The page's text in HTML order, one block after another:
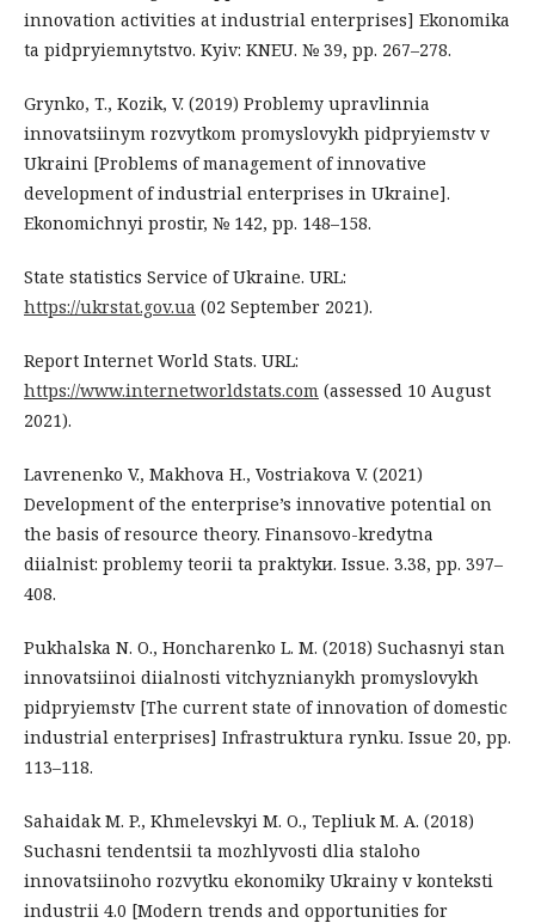
innovation activities at industrial enterprises] Ekonomika
ta pidpryiemnytstvo. Kyiv: KNEU. № 39, pp. 267–278.
Grynko, T., Kozik, V. (2019) Problemy upravlinnia
innovatsiinym rozvytkom promyslovykh pidpryiemstv v
Ukraini [Problems of management of innovative
development of industrial enterprises in Ukraine].
Ekonomichnyi prostir, № 142, pp. 148–158.
State statistics Service of Ukraine. URL:
https://ukrstat.gov.ua (02 September 2021).
Report Internet World Stats. URL:
https://www.internetworldstats.com (assessed 10 August
2021).
Lavrenenko V., Makhova H., Vostriakova V. (2021)
Development of the enterprise’s innovative potential on
the basis of resource theory. Finansovo-kredytna
diialnist: problemy teorii ta praktykи. Issue. 3.38, pp. 397–
408.
Pukhalska N. O., Honcharenko L. M. (2018) Suchasnyi stan
innovatsiinoi diialnosti vitchyznianykh promyslovykh
pidpryiemstv [The current state of innovation of domestic
industrial enterprises] Infrastruktura rynku. Issue 20, pp.
113–118.
Sahaidak M. P., Khmelevskyi M. O., Tepliuk M. A. (2018)
Suchasni tendentsii ta mozhlyvosti dlia staloho
innovatsiinoho rozvytku ekonomiky Ukrainy v konteksti
industrii 4.0 [Modern trends and opportunities for